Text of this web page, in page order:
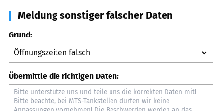
Meldung sonstiger falscher Daten
Grund:
Übermittle die richtigen Daten: